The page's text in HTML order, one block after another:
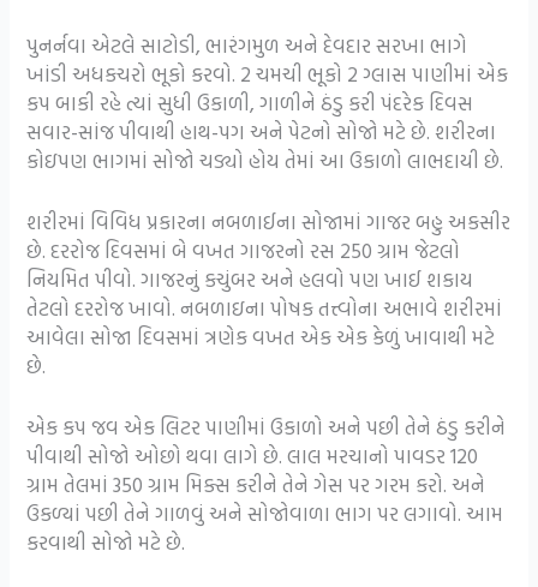
પુનર્નવા એટલે સાટોડી, ભારંગમુળ અને દેવદાર સરખા ભાગે
ખાંડી અધકચરો ભૂકો કરવો. 2 ચમચી ભૂકો 2 ગ્લાસ પાણીમાં એક
કપ બાકી રહે ત્યાં સુધી ઉકાળી, ગાળીને ઠંડુ કરી પંદરેક દિવસ
સવાર-સાંજ પીવાથી હાથ-પગ અને પેટનો સોજો મટે છે. શરીરના
કોઇપણ ભાગમાં સોજો ચડ્યો હોય તેમાં આ ઉકાળો લાભદાયી છે.
શરીરમાં વિવિધ પ્રકારના નબળાઈના સોજામાં ગાજર બહુ અકસીર
છે. દરરોજ દિવસમાં બે વખત ગાજરનો રસ 250 ગ્રામ જેટલો
નિયમિત પીવો. ગાજરનું કચુંબર અને હલવો પણ ખાઈ શકાય
તેટલો દરરોજ ખાવો. નબળાઇના પોષક તત્ત્વોના અભાવે શરીરમાં
આવેલા સોજા દિવસમાં ત્રણેક વખત એક એક કેળું ખાવાથી મટે
છે.
એક કપ જવ એક લિટર પાણીમાં ઉકાળો અને પછી તેને ઠંડુ કરીને
પીવાથી સોજો ઓછો થવા લાગે છે. લાલ મરચાનો પાવડર 120
ગ્રામ તેલમાં 350 ગ્રામ મિક્સ કરીને તેને ગેસ પર ગરમ કરો. અને
ઉકળ્યાં પછી તેને ગાળવું અને સોજોવાળા ભાગ પર લગાવો. આમ
કરવાથી સોજો મટે છે.